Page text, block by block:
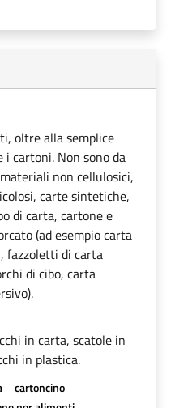
oltre alla semplice
cartoni. Non sono da
non cellulosici,
carte sintetiche,
di carta, cartone e
(ad esempio carta
fazzoletti di carta
di cibo, carta
in carta, scatole in
in plastica.
cartoncino